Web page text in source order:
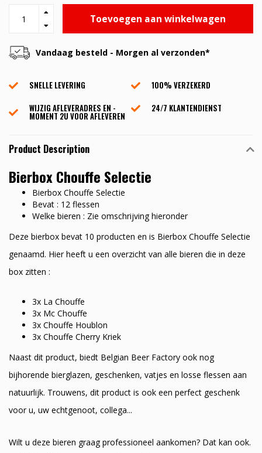
Toevoegen aan winkelwagen
Vandaag besteld - Morgen al verzonden*
SNELLE LEVERING
100% VERZEKERD
WIJZIG AFLEVERADRES EN -
MOMENT 2U VOOR AFLEVEREN
24/7 KLANTENDIENST
Product Description
Bierbox Chouffe Selectie
Bierbox Chouffe Selectie
Bevat : 12 flessen
Welke bieren : Zie omschrijving hieronder
Deze bierbox bevat 10 producten en is Bierbox Chouffe Selectie
genaamd. Hier heeft u een overzicht van alle bieren die in deze
box zitten :
3x La Chouffe
3x Mc Chouffe
3x Chouffe Houblon
3x Chouffe Cherry Kriek
Naast dit product, biedt Belgian Beer Factory ook nog
bijhorende bierglazen, geschenken, vatjes en losse flessen aan
natuurlijk. Trouwens, dit product is ook een perfect geschenk
voor u, uw echtgenoot, collega...
Wilt u deze bieren graag professioneel aankomen? Dat kan ook.